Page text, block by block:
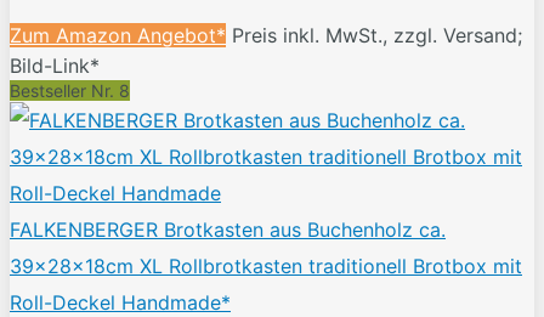
Zum Amazon Angebot* Preis inkl. MwSt., zzgl. Versand;
Bild-Link*
Bestseller Nr. 8
FALKENBERGER Brotkasten aus Buchenholz ca.
39x28x18cm XL Rollbrotkasten traditionell Brotbox mit
Roll-Deckel Handmade*